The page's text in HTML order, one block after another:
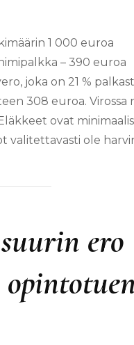
1 000 euroa
– 390 euroa
joka on 21 %
308 euroa. Virossa
ovat
valitettavasti ole
ero